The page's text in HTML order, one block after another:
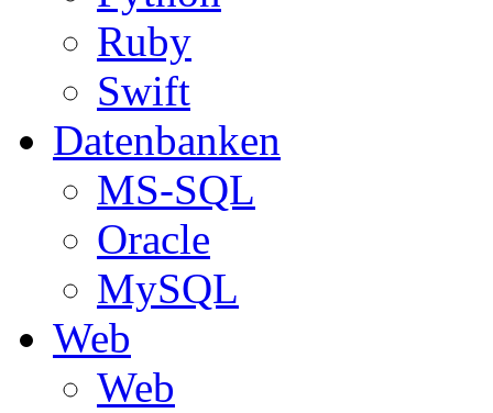
Ruby
Swift
Datenbanken
MS-SQL
Oracle
MySQL
Web
Web